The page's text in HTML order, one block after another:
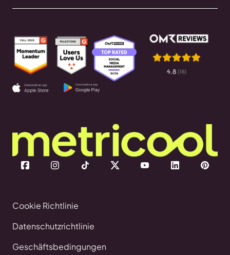
Cookie Richtlinie
Datenschutzrichtlinie
Geschäftsbedingungen